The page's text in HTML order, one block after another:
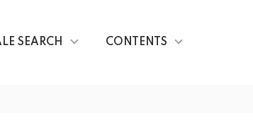
SEARCH CONTENTS